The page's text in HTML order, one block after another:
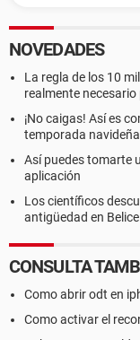
NOVEDADES
La regla de los 10
realmente necesario
¡No caigas! Así es
temporada navideña
Así puedes tomarte
aplicación
Los científicos
antigüedad en Belice
CONSULTA
Como abrir odt en
Como activar el